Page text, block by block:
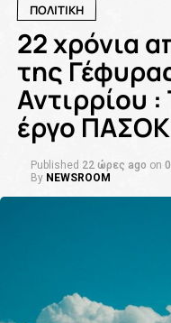
ΠΟΛΙΤΙΚΗ
22 χρόνια
της
Αντιρρίου
έργο
Published 22 ώρες ago on
By NEWSROOM